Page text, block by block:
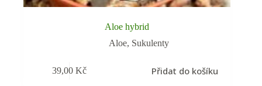
Aloe hybrid
Aloe, Sukulenty
39,00Kč Přidat do košíku